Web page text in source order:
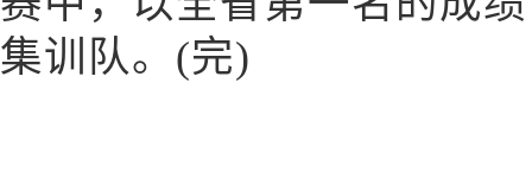
集训队。(完)